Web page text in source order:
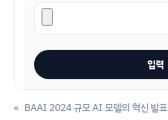
« BAAI 2024 규모 AI 모델의 혁신 발표